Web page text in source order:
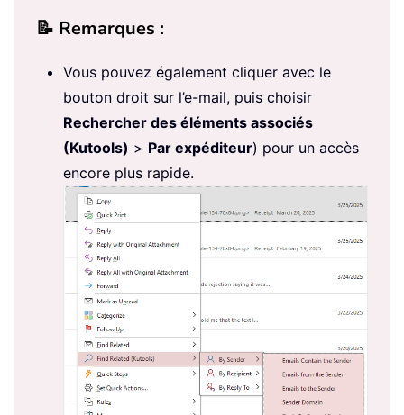
📝 Remarques :
Vous pouvez également cliquer avec le
bouton droit sur l’e-mail, puis choisir
Rechercher des éléments associés
(Kutools) > Par expéditeur) pour un accès
encore plus rapide.